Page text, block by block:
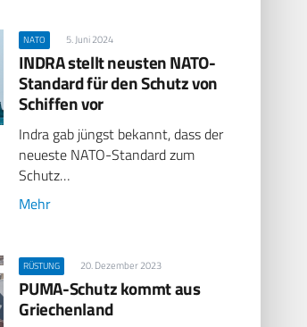
NATO 5. Juni 2024
INDRA stellt neusten NATO-
Standard für den Schutz von
Schiffen vor
Indra gab jüngst bekannt, dass der
neueste NATO-Standard zum
Schutz…
Mehr
RÜSTUNG 20. Dezember 2023
PUMA-Schutz kommt aus
Griechenland